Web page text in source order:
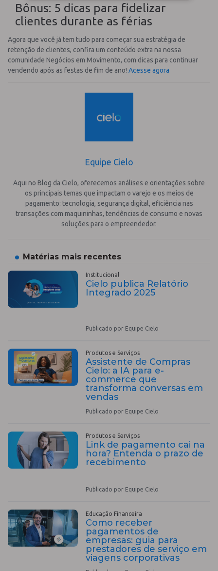
Bônus: 5 dicas para fidelizar
clientes durante as férias
Agora que você já tem tudo para começar sua estratégia de
retenção de clientes, confira um conteúdo extra na nossa
comunidade Negócios em Movimento, com dicas para continuar
vendendo após as festas de fim de ano! Acesse agora
Equipe Cielo
Aqui no Blog da Cielo, oferecemos análises e orientações sobre
os principais temas que impactam o varejo e os meios de
pagamento: tecnologia, segurança digital, eficiência nas
transações com maquininhas, tendências de consumo e novas
soluções para o empreendedor.
Matérias mais recentes
Institucional
Cielo publica Relatório
Integrado 2025
Publicado por Equipe Cielo
Produtos e Serviços
Assistente de Compras
Cielo: a IA para e-
commerce que
transforma conversas em
vendas
Publicado por Equipe Cielo
Produtos e Serviços
Link de pagamento cai na
hora? Entenda o prazo de
recebimento
Publicado por Equipe Cielo
Educação Financeira
Como receber
pagamentos de
empresas: guia para
prestadores de serviço em
viagens corporativas